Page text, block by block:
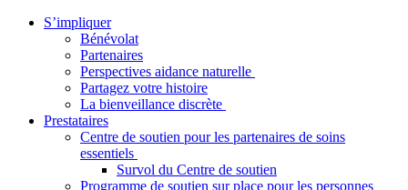
S’impliquer
Bénévolat
Partenaires
Perspectives aidance naturelle
Partagez votre histoire
La bienveillance discrète
Prestataires
Centre de soutien pour les partenaires de soins
essentiels
Survol du Centre de soutien
Programme de soutien sur place pour les personnes